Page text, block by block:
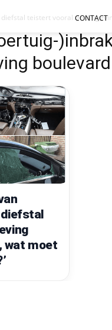
CONTACT
teistert vooral de
wat moet